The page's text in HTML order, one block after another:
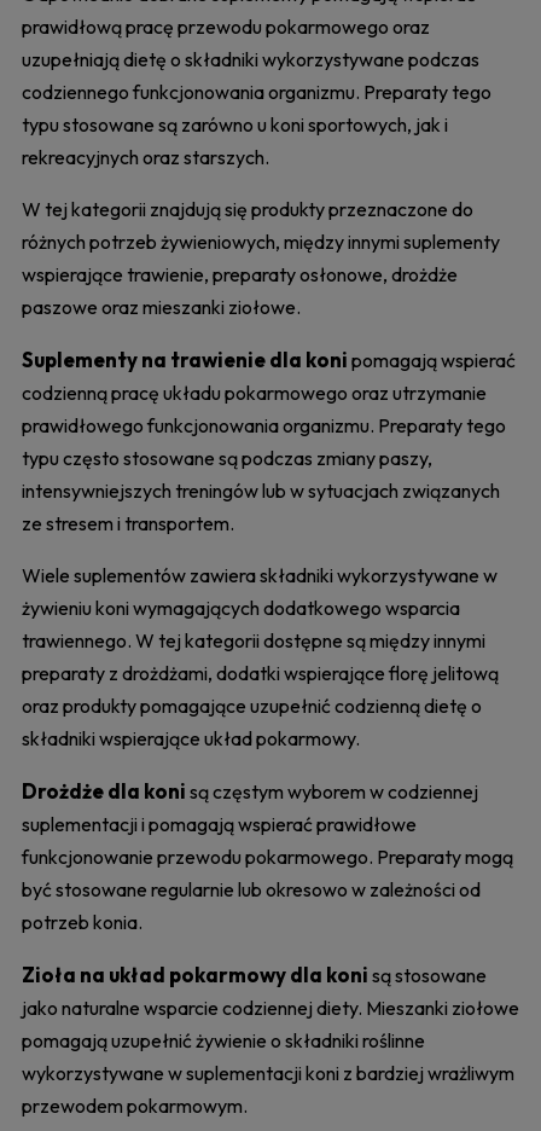
prawidłową pracę przewodu pokarmowego oraz
uzupełniają dietę o składniki wykorzystywane podczas
codziennego funkcjonowania organizmu. Preparaty tego
typu stosowane są zarówno u koni sportowych, jak i
rekreacyjnych oraz starszych.
W tej kategorii znajdują się produkty przeznaczone do
różnych potrzeb żywieniowych, między innymi suplementy
wspierające trawienie, preparaty osłonowe, drożdże
paszowe oraz mieszanki ziołowe.
Suplementy na trawienie dla koni pomagają wspierać
codzienną pracę układu pokarmowego oraz utrzymanie
prawidłowego funkcjonowania organizmu. Preparaty tego
typu często stosowane są podczas zmiany paszy,
intensywniejszych treningów lub w sytuacjach związanych
ze stresem i transportem.
Wiele suplementów zawiera składniki wykorzystywane w
żywieniu koni wymagających dodatkowego wsparcia
trawiennego. W tej kategorii dostępne są między innymi
preparaty z drożdżami, dodatki wspierające florę jelitową
oraz produkty pomagające uzupełnić codzienną dietę o
składniki wspierające układ pokarmowy.
Drożdże dla koni są częstym wyborem w codziennej
suplementacji i pomagają wspierać prawidłowe
funkcjonowanie przewodu pokarmowego. Preparaty mogą
być stosowane regularnie lub okresowo w zależności od
potrzeb konia.
Zioła na układ pokarmowy dla koni są stosowane
jako naturalne wsparcie codziennej diety. Mieszanki ziołowe
pomagają uzupełnić żywienie o składniki roślinne
wykorzystywane w suplementacji koni z bardziej wrażliwym
przewodem pokarmowym.